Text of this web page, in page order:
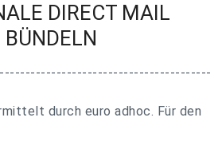
DIRECT MAIL
durch euro adhoc. Für den